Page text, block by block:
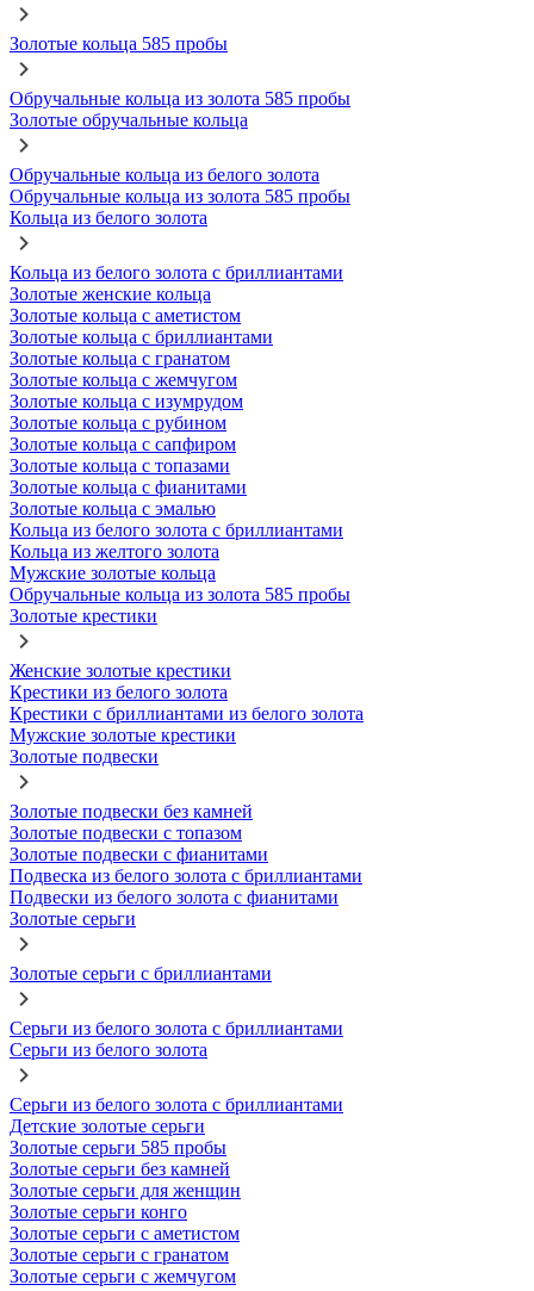
Золотые кольца 585 пробы
Обручальные кольца из золота 585 пробы
Золотые обручальные кольца
Обручальные кольца из белого золота
Обручальные кольца из золота 585 пробы
Кольца из белого золота
Кольца из белого золота с бриллиантами
Золотые женские кольца
Золотые кольца с аметистом
Золотые кольца с бриллиантами
Золотые кольца с гранатом
Золотые кольца с жемчугом
Золотые кольца с изумрудом
Золотые кольца с рубином
Золотые кольца с сапфиром
Золотые кольца с топазами
Золотые кольца с фианитами
Золотые кольца с эмалью
Кольца из белого золота с бриллиантами
Кольца из желтого золота
Мужские золотые кольца
Обручальные кольца из золота 585 пробы
Золотые крестики
Женские золотые крестики
Крестики из белого золота
Крестики с бриллиантами из белого золота
Мужские золотые крестики
Золотые подвески
Золотые подвески без камней
Золотые подвески с топазом
Золотые подвески с фианитами
Подвеска из белого золота с бриллиантами
Подвески из белого золота с фианитами
Золотые серьги
Золотые серьги с бриллиантами
Серьги из белого золота с бриллиантами
Серьги из белого золота
Серьги из белого золота с бриллиантами
Детские золотые серьги
Золотые серьги 585 пробы
Золотые серьги без камней
Золотые серьги для женщин
Золотые серьги конго
Золотые серьги с аметистом
Золотые серьги с гранатом
Золотые серьги с жемчугом